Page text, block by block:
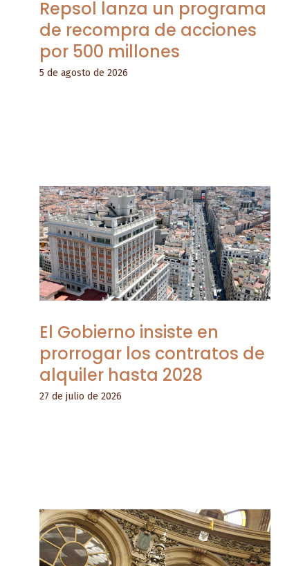
Repsol lanza un programa
de recompra de acciones
por 500 millones
5 de agosto de 2026
El Gobierno insiste en
prorrogar los contratos de
alquiler hasta 2028
27 de julio de 2026